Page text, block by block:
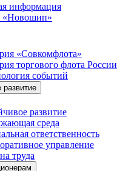
информация
«Совкомфлота»
торгового флота России
событий
развитие
развитие
среда
ответственность
управление
труда